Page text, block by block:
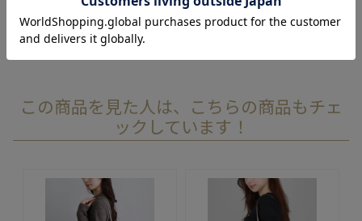
この商品を見た人は、こちらの商品もチェ
ックしています！